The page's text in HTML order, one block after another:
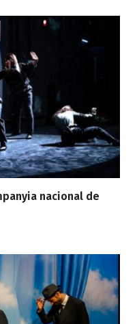
nacional de